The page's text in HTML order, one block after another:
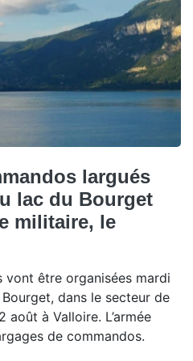
largués
lac du Bourget
militaire, le
être organisées mardi
dans le secteur de
août à Valloire. L’armée
de commandos.